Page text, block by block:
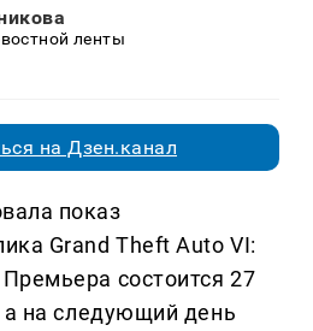
ленты
на Дзен.канал
показ
Grand Theft Auto VI:
состоится 27
а на следующий день